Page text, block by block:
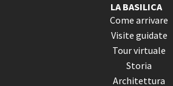
LA BASILICA
Come arrivare
Visite guidate
Tour virtuale
Storia
Architettura